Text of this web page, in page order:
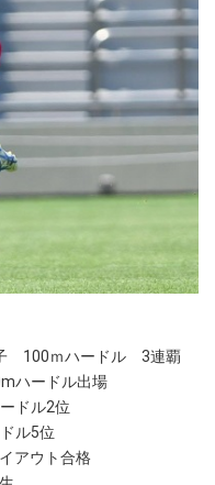
100ｍハードル 3連覇
ハードル出場
ドル2位
ル5位
アウト合格